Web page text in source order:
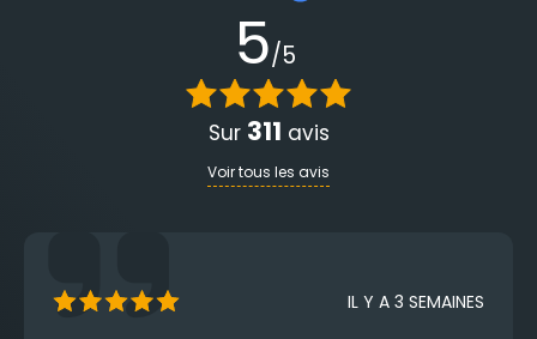
5/5
Sur 311 avis
Voir tous les avis
IL Y A 3 SEMAINES